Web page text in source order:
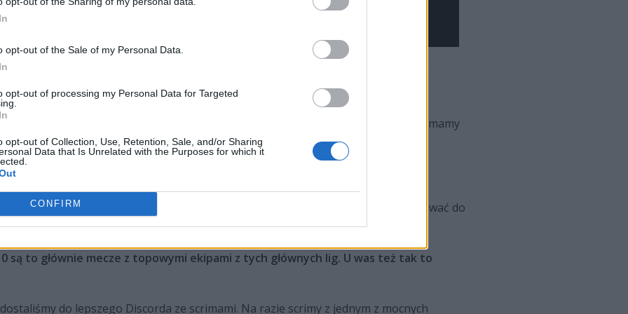
opt-out of the Sale of my Personal Data.
opt-out of processing my Personal Data for Targeted
opt-out of Collection, Use, Retention, Sale, and/or Sharing
Data that Is Unrelated with the Purposes for which it
CONFIRM
Czujesz, że jesteście najlepsi w Ultralidze?
Gramy cały czas tym samym stylem, co może być gorsze w BO5, ale myślę, że mamy
przygotować do tych serii.
Czekają was najprawdopodobniej dwa starcia BO5 przeciwko Z10.
Będziemy mieli sporo czasu na scrimy w nowym patchu, by się przygotować do
są to głównie mecze z topowymi ekipami z tych głównych lig. U was też tak to
do lepszego Discorda ze scrimami. Na razie scrimy z jednym z mocnych